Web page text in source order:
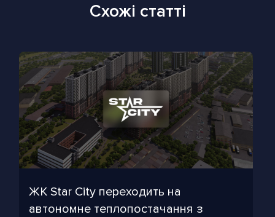
Схожі статті
ЖК Star City переходить на
автономне теплопостачання з